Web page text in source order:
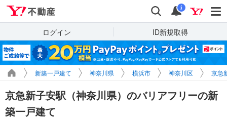
検索 通知
i
ログイン ID新規取得
新築一戸建て 神奈川県 横浜市 神奈川区 京急
京急新子安駅（神奈川県）のバリアフリーの新
築一戸建て